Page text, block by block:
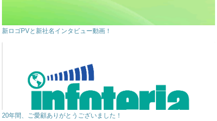
新ロゴPVと新社名インタビュー動画！
20年間、ご愛顧ありがとうございました！